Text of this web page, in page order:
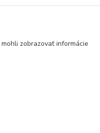
zobrazovať informácie